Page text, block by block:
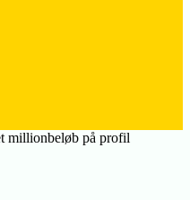
millionbeløb på profil